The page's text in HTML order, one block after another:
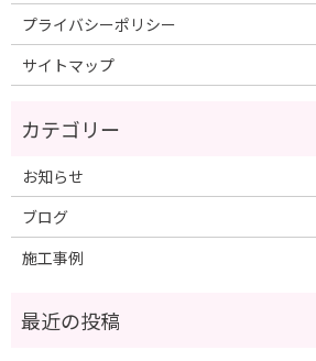
プライバシーポリシー
サイトマップ
お知らせ
ブログ
施工事例